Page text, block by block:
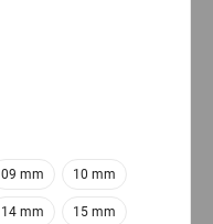
09 mm 10 mm
14 mm 15 mm